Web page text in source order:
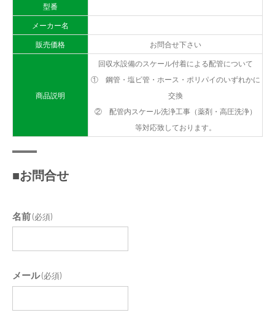
型番
メーカー名
販売価格 お問合せ下さい
商品説明
回収水設備のスケール付着による配管について
① 鋼管・塩ビ管・ホース・ポリパイのいずれかに
交換
② 配管内スケール洗浄工事（薬剤・高圧洗浄）
等対応致しております。
■お問合せ
名前(必須)
メール(必須)